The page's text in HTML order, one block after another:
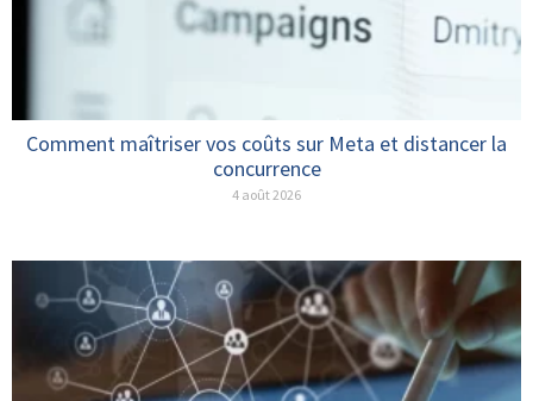
Comment maîtriser vos coûts sur Meta et distancer la
concurrence
4 août 2026